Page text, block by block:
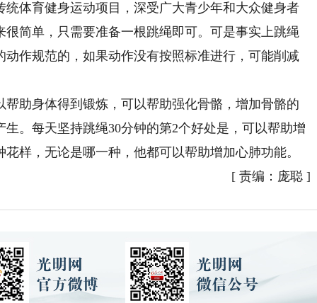
育健身运动项目，深受广大青少年和大众健身者
简单，只需要准备一根跳绳即可。可是事实上跳绳
作规范的，如果动作没有按照标准进行，可能削减
身体得到锻炼，可以帮助强化骨骼，增加骨骼的
。每天坚持跳绳30分钟的第2个好处是，可以帮助增
样，无论是哪一种，他都可以帮助增加心肺功能。
[ 责编：庞聪]